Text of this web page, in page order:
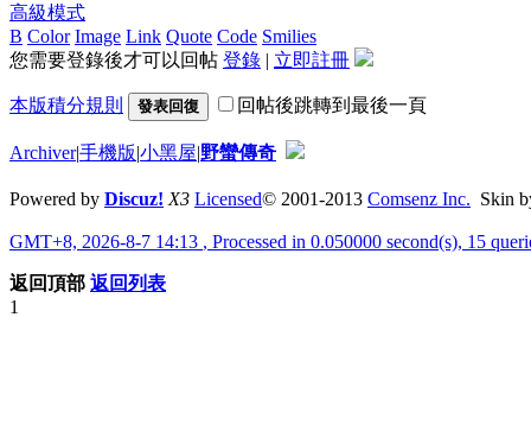
高級模式
B Color Image Link Quote Code Smilies
您需要登錄後才可以回帖 登錄 | 立即註冊
本版積分規則 發表回復 回帖後跳轉到最後一頁
Archiver|手機版|小黑屋|野蠻傳奇
Powered by Discuz! X3 Licensed© 2001-2013 Comsenz Inc. Skin
GMT+8, 2026-8-7 14:13 , Processed in 0.050000 second(s), 15
返回頂部 返回列表
1